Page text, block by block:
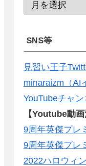
SNS等
見習い王子
minaraizm（AI
YouTubeチャ
【Youtube動画
9周年英傑プレ
9周年英傑プレ
2022ハロウィ